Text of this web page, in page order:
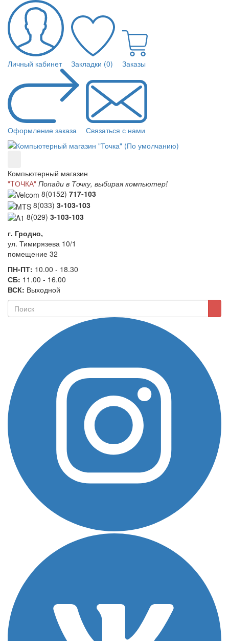
Личный кабинет Закладки (0) Заказы
Оформление заказа Связаться с нами
Компьютерный магазин
"TОЧКА" Попади в Точку, выбирая компьютер!
8(0152) 717-103
8(033) 3-103-103
8(029) 3-103-103
г. Гродно,
ул. Тимирязева 10/1
помещение 32
ПН-ПТ: 10.00 - 18.30
СБ: 11.00 - 16.00
ВСК: Выходной